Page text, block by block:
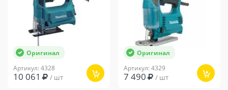
Оригинал
Артикул: 4328
10 061 / шт
Оригинал
Артикул: 4329
7 490 / шт